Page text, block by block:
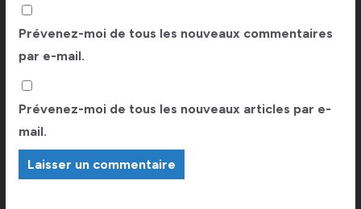
Prévenez-moi de tous les nouveaux commentaires
par e-mail.
Prévenez-moi de tous les nouveaux articles par e-
mail.